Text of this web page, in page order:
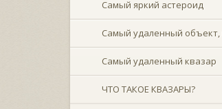
Самый яркий астероид
Самый удаленный
Самый удаленный квазар
ЧТО ТАКОЕ КВАЗАРЫ?